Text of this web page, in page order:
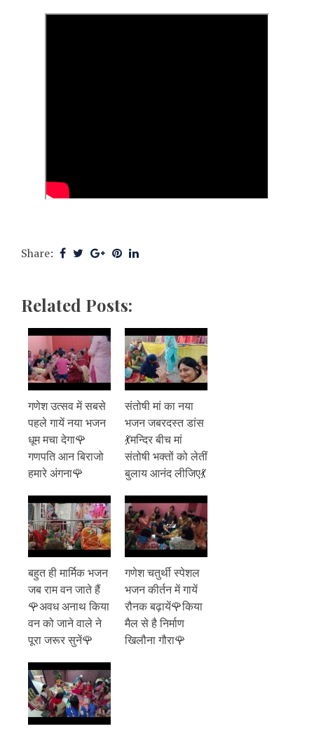
Share:
Related Posts:
गणेश उत्सव में सबसे
पहले गायें नया भजन
धूम मचा देगा🌹
गणपति आन बिराजो
हमारे अंगना🌹
संतोषी मां का नया
भजन जबरदस्त डांस
💃मन्दिर बीच मां
संतोषी भक्तों को लेतीं
बुलाय आनंद लीजिए💃
बहुत ही मार्मिक भजन
जब राम वन जाते हैं
🌹अवध अनाथ किया
वन को जाने वाले ने
पूरा जरूर सुनें🌹
गणेश चतुर्थी स्पेशल
भजन कीर्तन में गायें
रौनक बढ़ायें🌹किया
मैल से है निर्माण
खिलौना गौरा🌹